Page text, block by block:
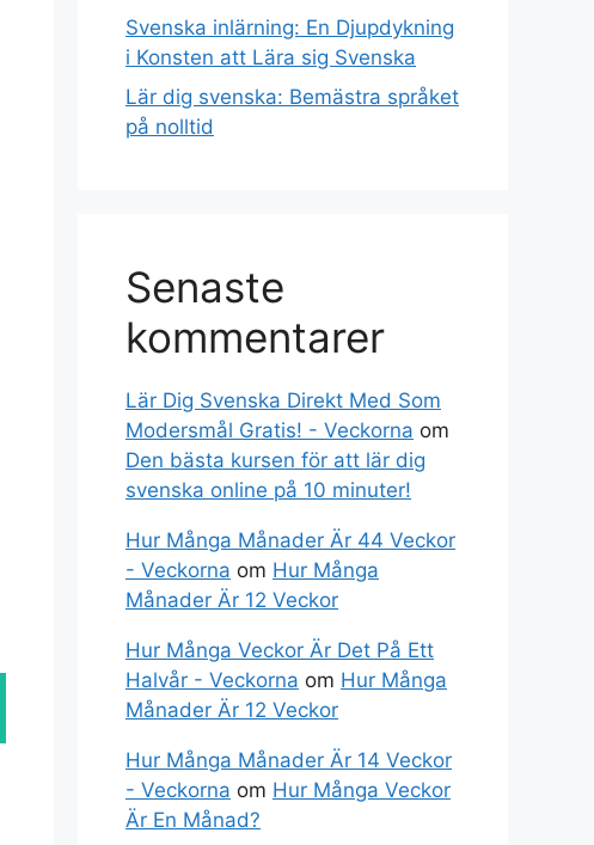
Svenska inlärning: En Djupdykning
i Konsten att Lära sig Svenska
Lär dig svenska: Bemästra språket
på nolltid
Senaste
kommentarer
Lär Dig Svenska Direkt Med Som
Modersmål Gratis! - Veckorna om
Den bästa kursen för att lär dig
svenska online på 10 minuter!
Hur Många Månader Är 44 Veckor
- Veckorna om Hur Många
Månader Är 12 Veckor
Hur Många Veckor Är Det På Ett
Halvår - Veckorna om Hur Många
Månader Är 12 Veckor
Hur Många Månader Är 14 Veckor
- Veckorna om Hur Många Veckor
Är En Månad?